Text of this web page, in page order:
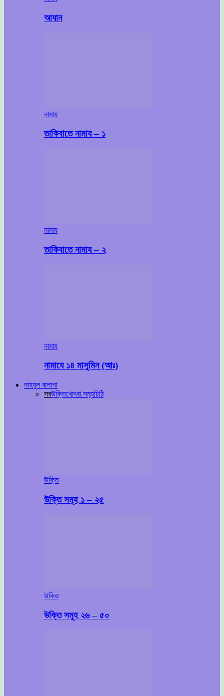
আযান
নামায
তাকিবাতে নামায – ১
নামায
তাকিবাতে নামায – ২
নামায
নামাযে ১৪ মাসুমিন (আঃ)
নাহযুল বালাগা
সবউক্তিখোৎবা সমূহচিঠি
উক্তি
উক্তি সমূহ ১ – ২৫
উক্তি
উক্তি সমূহ ২৬ – ৫০